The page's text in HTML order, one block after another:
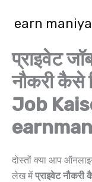
earn maniya
प्राइवेट
नौकरी कैसे
Job
दोस्तों क्या आप
लेख मेंप्राइवेट नौकरी